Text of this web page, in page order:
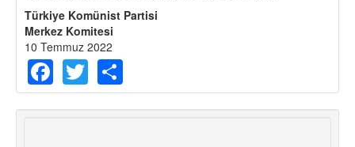
Türkiye Komünist Partisi
Merkez Komitesi
10 Temmuz 2022
Facebook
Twitter